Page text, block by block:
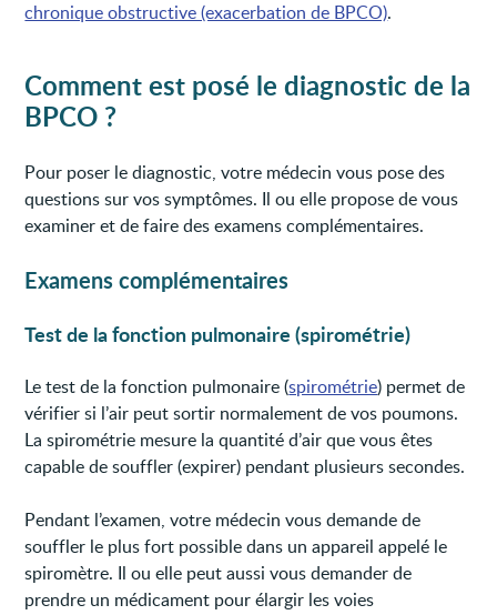
chronique obstructive (exacerbation de BPCO).
Comment est posé le diagnostic de la
BPCO ?
Pour poser le diagnostic, votre médecin vous pose des
questions sur vos symptômes. Il ou elle propose de vous
examiner et de faire des examens complémentaires.
Examens complémentaires
Test de la fonction pulmonaire (spirométrie)
Le test de la fonction pulmonaire (spirométrie) permet de
vérifier si l’air peut sortir normalement de vos poumons.
La spirométrie mesure la quantité d’air que vous êtes
capable de souffler (expirer) pendant plusieurs secondes.
Pendant l’examen, votre médecin vous demande de
souffler le plus fort possible dans un appareil appelé le
spiromètre. Il ou elle peut aussi vous demander de
prendre un médicament pour élargir les voies